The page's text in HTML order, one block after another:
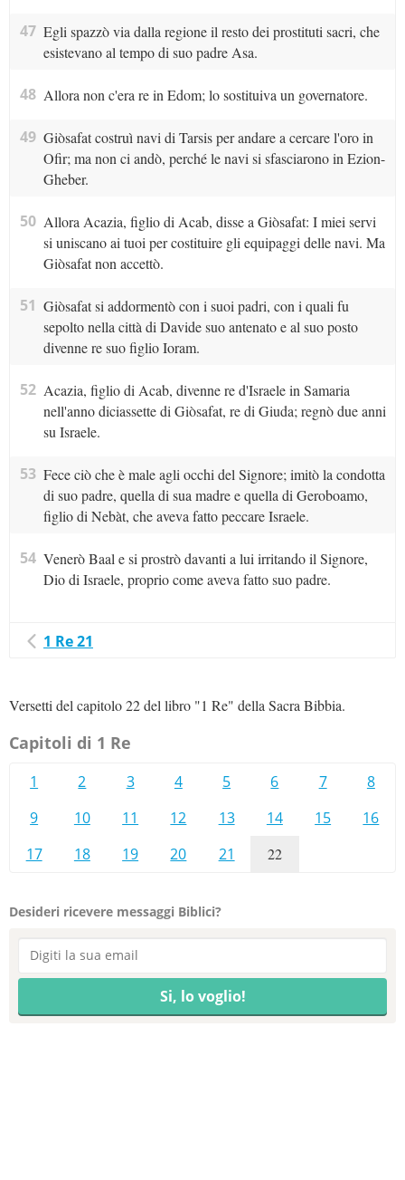
47 Egli spazzò via dalla regione il resto dei prostituti sacri, che
esistevano al tempo di suo padre Asa.
48 Allora non c'era re in Edom; lo sostituiva un governatore.
49 Giòsafat costruì navi di Tarsis per andare a cercare l'oro in
Ofir; ma non ci andò, perché le navi si sfasciarono in Ezion-
Gheber.
50 Allora Acazia, figlio di Acab, disse a Giòsafat: I miei servi
si uniscano ai tuoi per costituire gli equipaggi delle navi. Ma
Giòsafat non accettò.
51 Giòsafat si addormentò con i suoi padri, con i quali fu
sepolto nella città di Davide suo antenato e al suo posto
divenne re suo figlio Ioram.
52 Acazia, figlio di Acab, divenne re d'Israele in Samaria
nell'anno diciassette di Giòsafat, re di Giuda; regnò due anni
su Israele.
53 Fece ciò che è male agli occhi del Signore; imitò la condotta
di suo padre, quella di sua madre e quella di Geroboamo,
figlio di Nebàt, che aveva fatto peccare Israele.
54 Venerò Baal e si prostrò davanti a lui irritando il Signore,
Dio di Israele, proprio come aveva fatto suo padre.
1 Re 21
Versetti del capitolo 22 del libro "1 Re" della Sacra Bibbia.
Capitoli di 1 Re
1 2 3 4 5 6 7
8
9
10 11 12 13 14 15
16
17
18 19 20 21 22
Desideri ricevere messaggi Biblici?